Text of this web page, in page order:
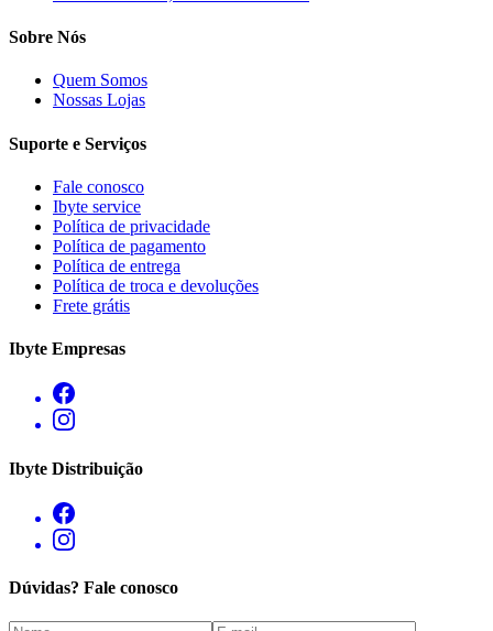
Sobre Nós
Quem Somos
Nossas Lojas
Suporte e Serviços
Fale conosco
Ibyte service
Política de privacidade
Política de pagamento
Política de entrega
Política de troca e devoluções
Frete grátis
Ibyte Empresas
Ibyte Distribuição
Dúvidas? Fale conosco